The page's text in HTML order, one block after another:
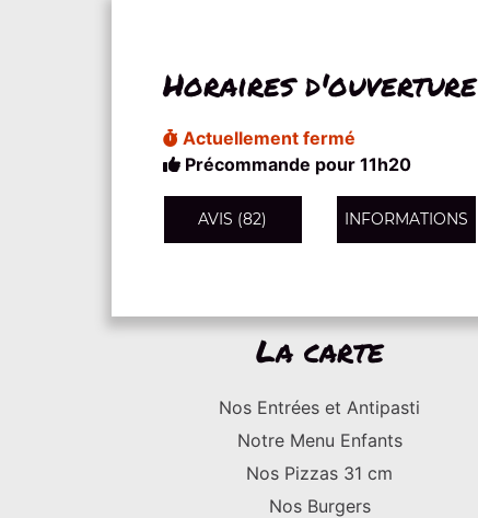
Horaires d'ouverture
Actuellement fermé
Précommande pour 11h20
AVIS (82) INFORMATIONS
La carte
Nos Entrées et Antipasti
Notre Menu Enfants
Nos Pizzas 31 cm
Nos Burgers